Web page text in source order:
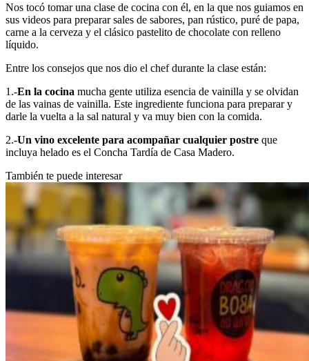
Nos tocó tomar una clase de cocina con él, en la que nos guiamos en
sus videos para preparar sales de sabores, pan rústico, puré de papa,
carne a la cerveza y el clásico pastelito de chocolate con relleno
líquido.
Entre los consejos que nos dio el chef durante la clase están:
1.-En la cocina mucha gente utiliza esencia de vainilla y se olvidan
de las vainas de vainilla. Este ingrediente funciona para preparar y
darle la vuelta a la sal natural y va muy bien con la comida.
2.-Un vino excelente para acompañar cualquier postre que
incluya helado es el Concha Tardía de Casa Madero.
También te puede interesar